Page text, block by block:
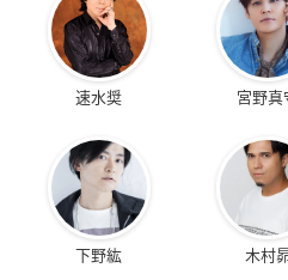
速水奨 宮野真
下野紘 木村